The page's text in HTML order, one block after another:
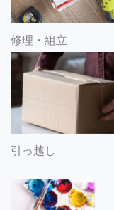
修理・組立
引っ越し